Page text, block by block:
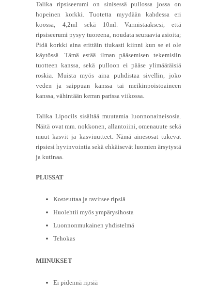
Talika ripsiseerumi on sinisessä pullossa jossa on
hopeinen korkki. Tuotetta myydään kahdessa eri
koossa; 4,2ml sekä 10ml. Varmistaaksesi, että
ripsiseerumi pysyy tuoreena, noudata seuraavia asioita;
Pidä korkki aina erittäin tiukasti kiinni kun se ei ole
käytössä. Tämä estää ilman pääsemisen tekemisiin
tuotteen kanssa, sekä pulloon ei pääse ylimääräisiä
roskia. Muista myös aina puhdistaa sivellin, joko
veden ja saippuan kanssa tai meikinpoistoaineen
kanssa, vähintään kerran parissa viikossa.
Talika Lipocils sisältää muutamia luonnonaineisosia.
Näitä ovat mm. nokkonen, allantoiini, omenauute sekä
muut kasvit ja kasviuutteet. Nämä ainesosat tukevat
ripsiesi hyvinvointia sekä ehkäisevät luomien ärsytystä
ja kutinaa.
PLUSSAT
Kosteuttaa ja ravitsee ripsiä
Huolehtii myös ympärysihosta
Luonnonmukainen yhdistelmä
Tehokas
MIINUKSET
Ei pidennä ripsiä